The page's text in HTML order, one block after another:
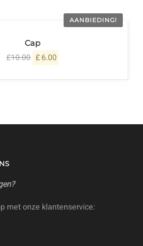
AANBIEDING!
Cap
£10.00 OORSPRONKELIJKE
PRIJS
£10.00.
£6.00
PRIJS
£6.00.
met onze klantenservice: